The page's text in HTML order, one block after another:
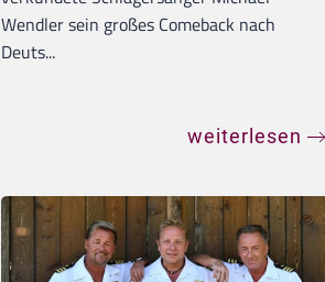
Wendler sein großes Comeback nach
Deuts...
weiterlesen